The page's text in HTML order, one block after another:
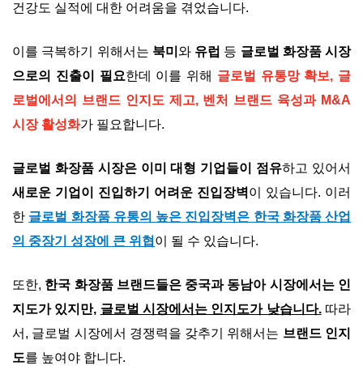
건강도 실적에 대한 어려움을 겪었습니다.
이를 극복하기 위해서는 북미 와 유럽 등 글로벌 화장품 시장
으로의 진출이 필요한데 이를 위해 글로벌 유통망 확보, 글
로벌에서의 브랜드 인지도 제고, 벤처 브랜드 육성과 M&A
시장 활성화가 필요합니다.
글로벌 화장품 시장은 이미 대형 기업들이 점유하고 있어서
새로운 기업이 진입하기 어려운 진입장벽이 있습니다. 이러
한 글로벌 화장품 유통의 높은 진입장벽은 한국 화장품 산업
의 중장기 성장에 큰 위협 이 될 수 있습니다.
또한, 한국 화장품 브랜드들은 중국과 동남아 시장에서는 인
지도가 있지만, 글로벌 시장에서는 인지도가 낮습니다.따라
서, 글로벌 시장에서 경쟁력을 갖추기 위해서는 브랜드 인지
도를 높여야 합니다.